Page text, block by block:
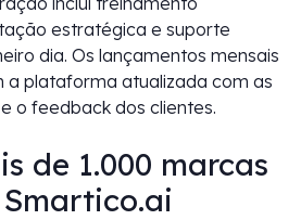
estratégica e suporte
dia. Os lançamentos mensais
a plataforma atualizada com as
o feedback dos clientes.
de 1.000 marcas